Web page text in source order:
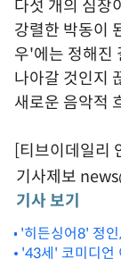
다섯 개의 심장
강렬한 박동이
우'에는 정해진
나아갈 것인지
새로운 음악적
[티브이데일리
기사제보
기사 보기
'히든싱어8' 정
이승기 출격
'43세' 코미디언